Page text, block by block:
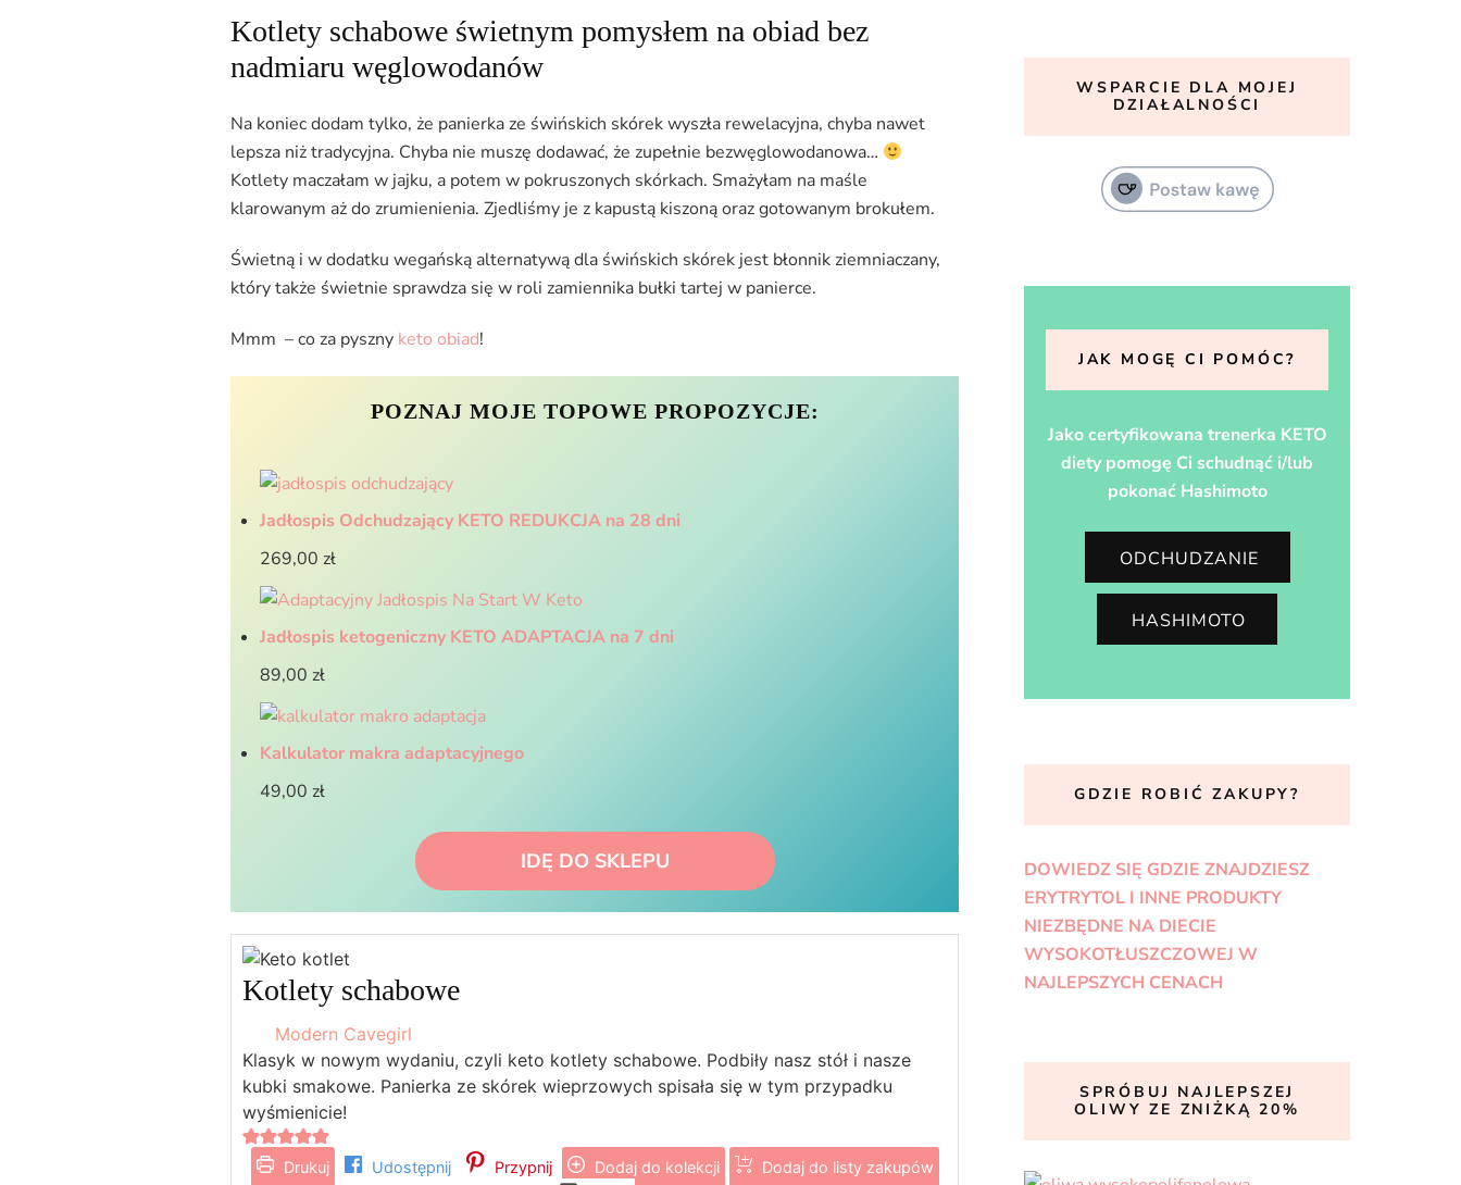
Kotlety schabowe świetnym pomysłem na obiad bez
nadmiaru węglowodanów
Na koniec dodam tylko, że panierka ze świńskich skórek wyszła rewelacyjna, chyba nawet
lepsza niż tradycyjna. Chyba nie muszę dodawać, że zupełnie bezwęglowodanowa…
Kotlety maczałam w jajku, a potem w pokruszonych skórkach. Smażyłam na maśle
klarowanym aż do zrumienienia. Zjedliśmy je z kapustą kiszoną oraz gotowanym brokułem.
Świetną i w dodatku wegańską alternatywą dla świńskich skórek jest błonnik ziemniaczany,
który także świetnie sprawdza się w roli zamiennika bułki tartej w panierce.
Mmm – co za pyszny keto obiad!
POZNAJ MOJE TOPOWE PROPOZYCJE:
Jadłospis Odchudzający KETO REDUKCJA na 28 dni
269,00 zł
Jadłospis ketogeniczny KETO ADAPTACJA na 7 dni
89,00 zł
Kalkulator makra adaptacyjnego
49,00 zł
IDĘ DO SKLEPU
Kotlety schabowe
Modern Cavegirl
Klasyk w nowym wydaniu, czyli keto kotlety schabowe. Podbiły nasz stół i nasze
kubki smakowe. Panierka ze skórek wieprzowych spisała się w tym przypadku
wyśmienicie!
Drukuj Udostępnij Przypnij Dodaj do kolekcji
Dodaj do listy zakupów
WSPARCIE DLA MOJEJ
DZIAŁALNOŚCI
JAK MOGĘ CI POMÓC?
Jako certyfikowana trenerka KETO
diety pomogę Ci schudnąć i/lub
pokonać Hashimoto
ODCHUDZANIE
HASHIMOTO
GDZIE ROBIĆ ZAKUPY?
DOWIEDZ SIĘ GDZIE ZNAJDZIESZ
ERYTRYTOL I INNE PRODUKTY
NIEZBĘDNE NA DIECIE
WYSOKOTŁUSZCZOWEJ W
NAJLEPSZYCH CENACH
SPRÓBUJ NAJLEPSZEJ
OLIWY ZE ZNIŻKĄ 20%